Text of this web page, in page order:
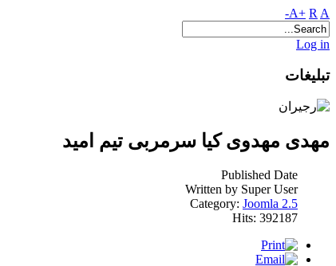
A+ R A-
Log in
تبلیغات
مهدی مهدوی کیا سرمربی تیم امید
Published Date
Written by Super User
Category: Joomla 2.5
Hits: 392187